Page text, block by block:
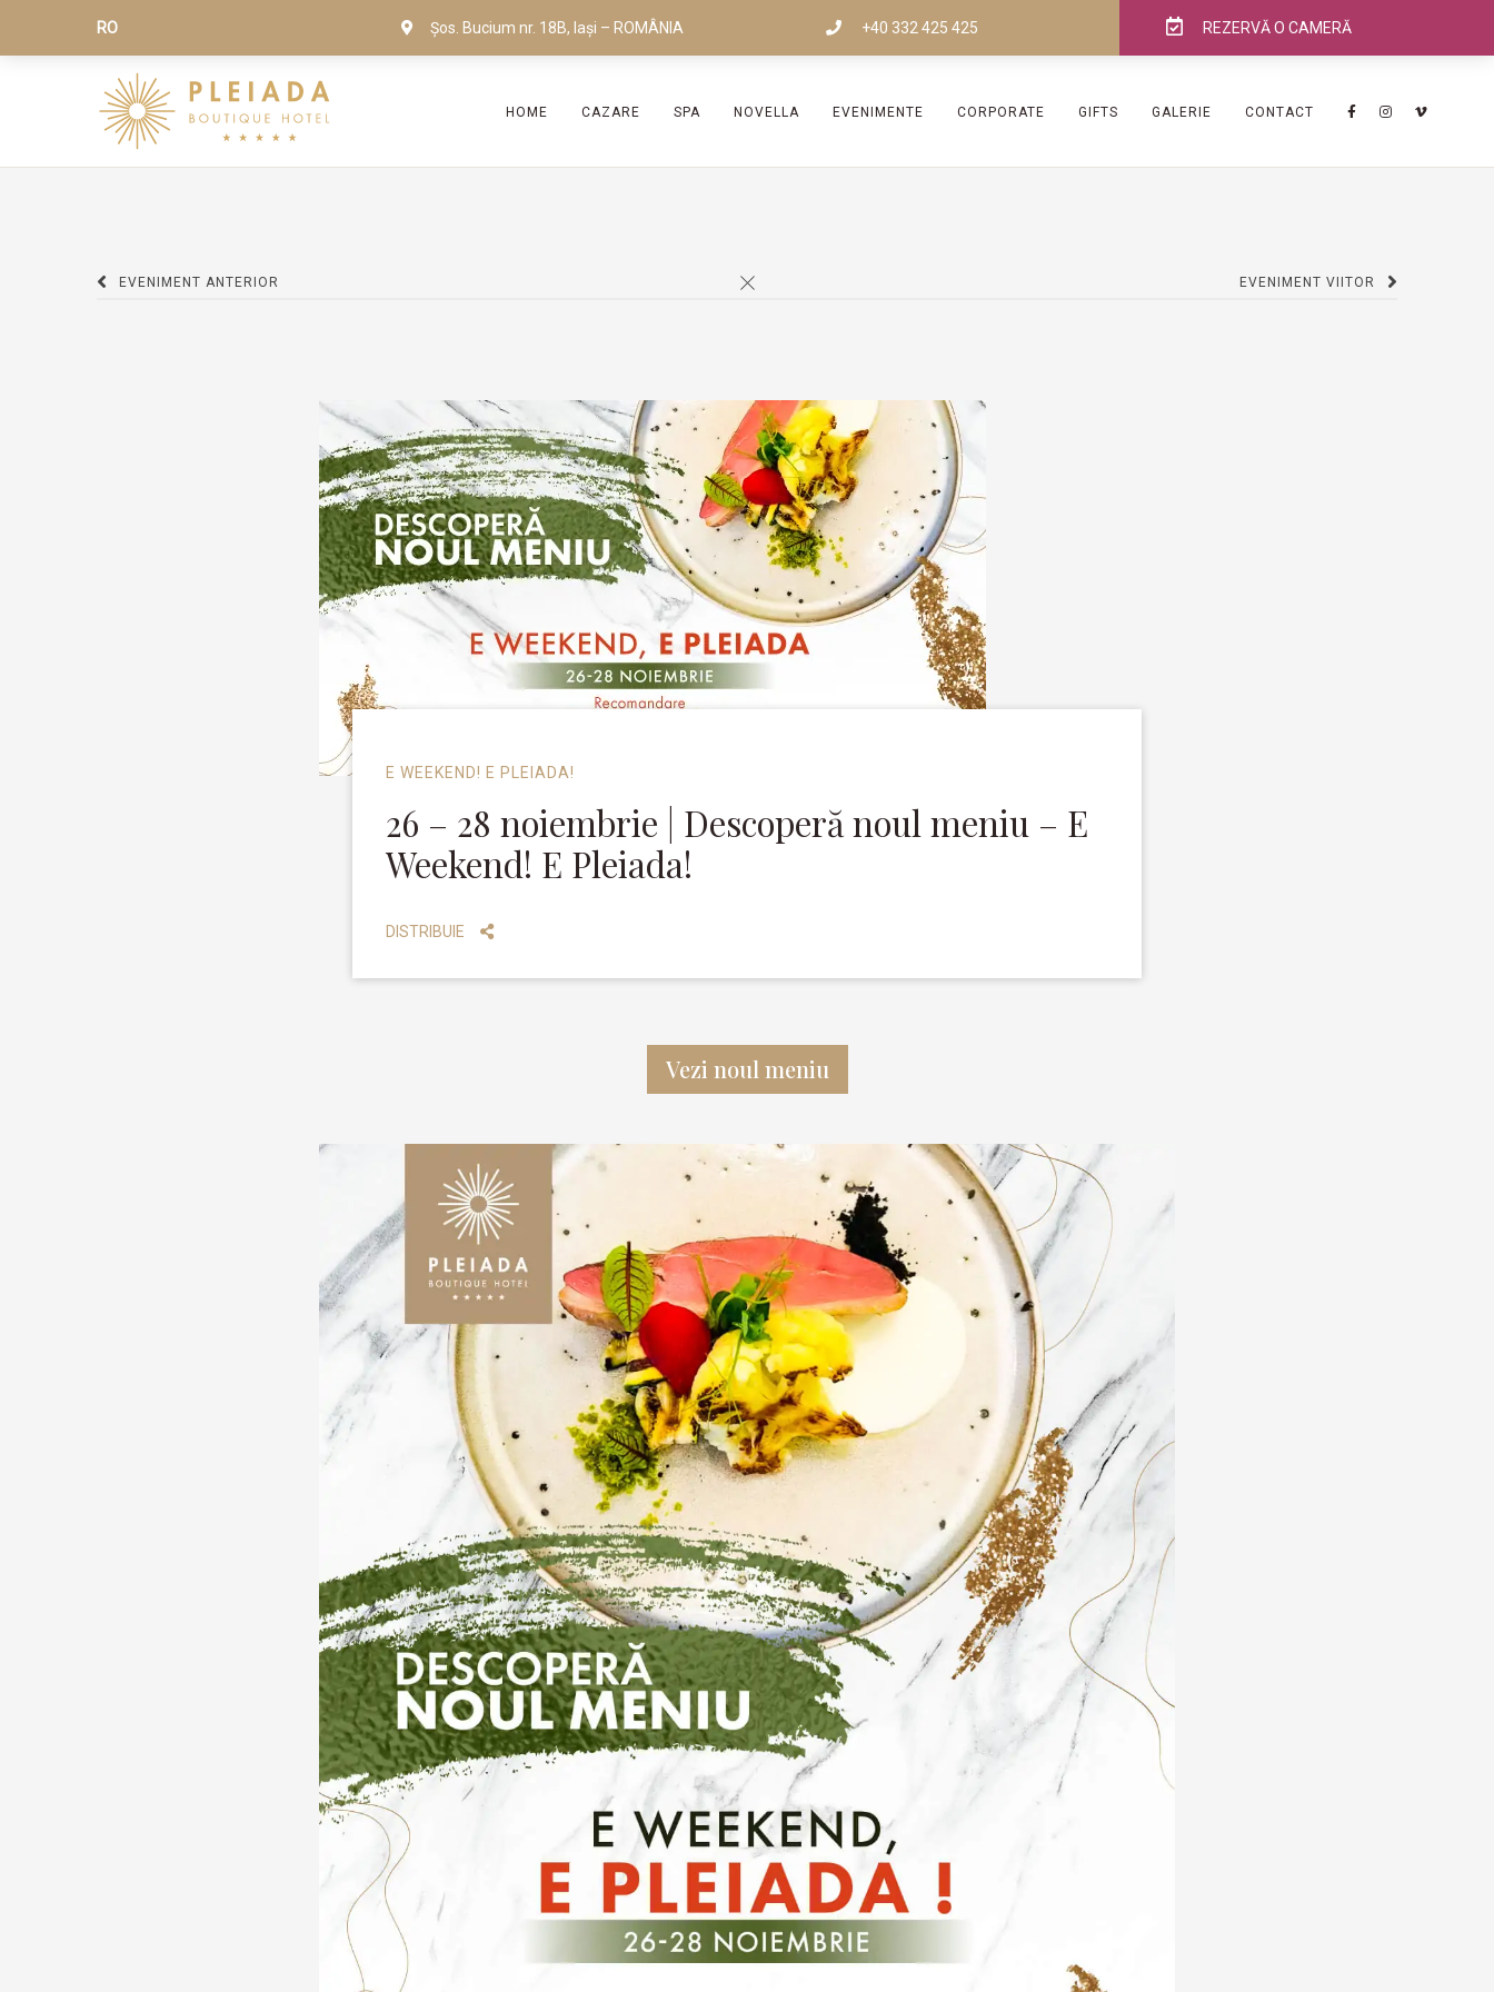
RO Șos. Bucium nr. 18B, Iași – ROMÂNIA +40 332 425 425 REZERVĂ O CAMERĂ
HOME CAZARE SPA NOVELLA EVENIMENTE CORPORATE GIFTS GALERIE CONTACT
EVENIMENT ANTERIOR EVENIMENT VIITOR
E WEEKEND! E PLEIADA!
26 – 28 noiembrie | Descoperă noul meniu – E
Weekend! E Pleiada!
DISTRIBUIE
Vezi noul meniu